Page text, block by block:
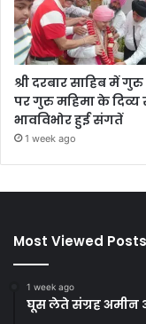
श्री दरबार साहिब में गुरु
पर गुरु महिमा के
भावविभोर हुई संगतें
1 week ago
Most Viewed Posts
1 week ago
घूस लेते संग्रह अमीन